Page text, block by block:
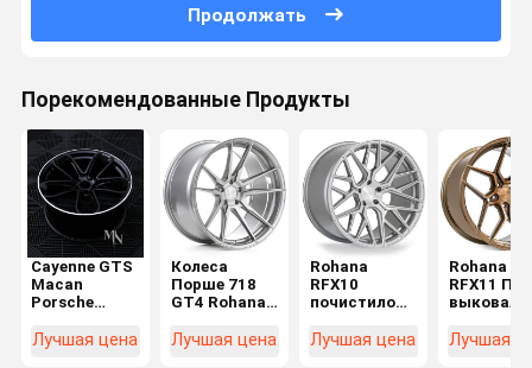
Продолжать
Порекомендованные Продукты
Cayenne GTS
Macan
Porsche
колеса
Лучшая цена
Колеса
Порше 718
GT4 Rohana
Лучшая цена
Rohana
RFX10
почистило
щеткой
Лучшая цена
Rohana
RFX11
выковало
Лучшая